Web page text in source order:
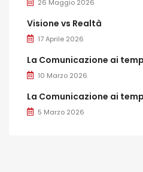
26 Maggio 2026
Visione vs Realtà
17 Aprile 2026
La Comunicazione ai
10 Marzo 2026
La Comunicazione ai
5 Marzo 2026